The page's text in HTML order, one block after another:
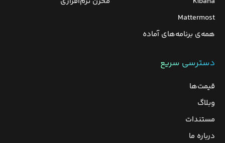
Mattermost
همه‌ی برنامه‌های آماده
دسترسی سریع
قیمت‌ها
وبلاگ
مستندات
درباره ما